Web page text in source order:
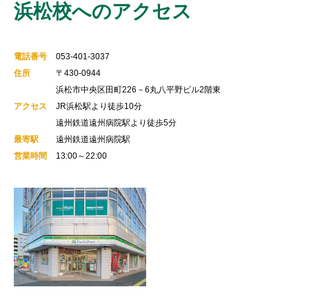
浜松校へのアクセス
電話番号
053-401-3037
住所
〒430-0944
浜松市中央区田町226－6丸八平野ビル2階東
アクセス
JR浜松駅より徒歩10分
遠州鉄道遠州病院駅より徒歩5分
最寄駅
遠州鉄道遠州病院駅
営業時間
13:00～22:00